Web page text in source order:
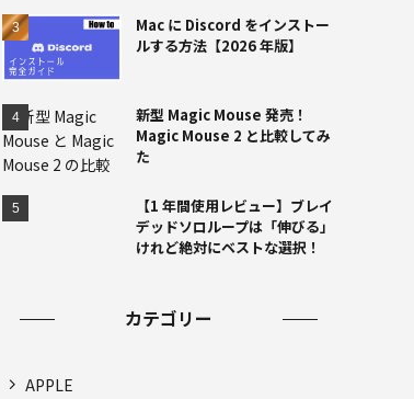
Mac に Discord をインストー
ルする方法【2026 年版】
新型 Magic Mouse 発売！
Magic Mouse 2 と比較してみ
た
【1 年間使用レビュー】ブレイ
デッドソロループは「伸びる」
けれど絶対にベストな選択！
カテゴリー
APPLE